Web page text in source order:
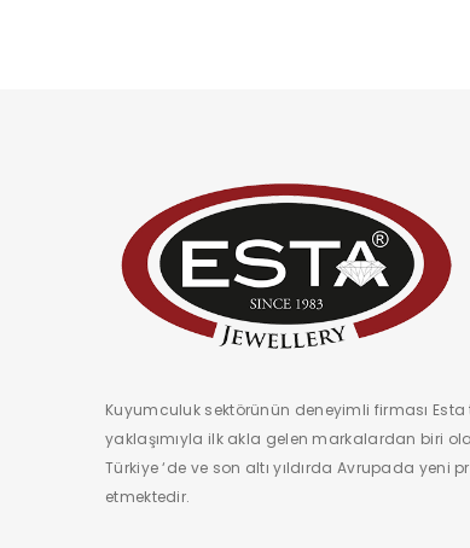
Kuyumculuk sektörünün deneyimli firması
yaklaşımıyla ilk akla gelen markalardan biri
Türkiye ‘de ve son altı yıldırda Avrupada yeni
etmektedir.